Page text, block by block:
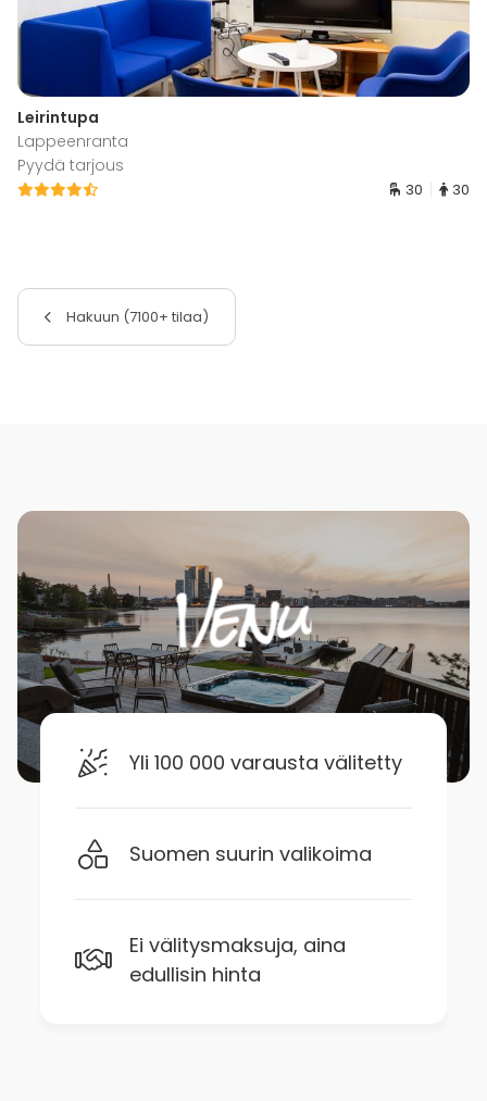
Leirintupa
Lappeenranta
Pyydä tarjous
30 30
Hakuun (7100+ tilaa)
Yli 100 000 varausta välitetty
Suomen suurin valikoima
Ei välitysmaksuja, aina
edullisin hinta